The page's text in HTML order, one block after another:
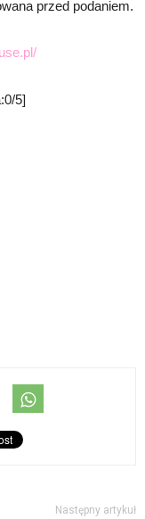
przed podaniem.
5]
Następny artykuł